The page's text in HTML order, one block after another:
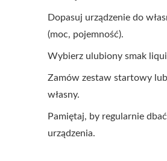
Dopasuj urządzenie do
(moc, pojemność).
Wybierz ulubiony smak
Zamów zestaw startowy
własny.
Pamiętaj, by regularnie
urządzenia.